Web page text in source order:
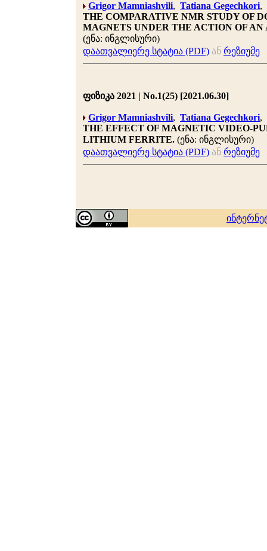
Grigor Mamniashvili, Tatiana Gegechkori,
THE COMPARATIVE NMR STUDY OF
MAGNETS UNDER THE ACTION OF
(ენა: ინგლისური)
დაათვალიერე სტატია (PDF) ან რეზიუმე
ფიზიკა 2021 | No.1(25) [2021.06.30]
Grigor Mamniashvili, Tatiana Gegechkori,
THE EFFECT OF MAGNETIC VIDEO-
LITHIUM FERRITE. (ენა: ინგლისური)
დაათვალიერე სტატია (PDF) ან რეზიუმე